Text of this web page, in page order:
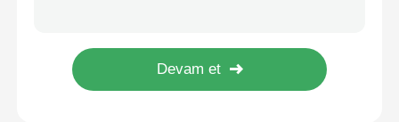
TCT Daire Testere Bıçakları